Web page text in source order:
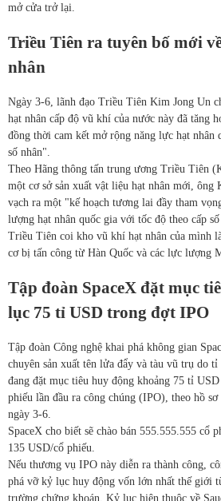
mở cửa trở lại.
Triều Tiên ra tuyên bố mới
nhân
Ngày 3-6, lãnh đạo Triều Tiên Kim Jong Un
hạt nhân cấp độ vũ khí của nước này đã tăng
đồng thời cam kết mở rộng năng lực hạt nhân
số nhân".
Theo Hãng thông tấn trung ương Triều Tiên
một cơ sở sản xuất vật liệu hạt nhân mới,
vạch ra một "kế hoạch tương lai đầy tham
lượng hạt nhân quốc gia với tốc độ theo cấp
Triều Tiên coi kho vũ khí hạt nhân của mình
cơ bị tấn công từ Hàn Quốc và các lực lượng
Tập đoàn SpaceX đặt mục
lục 75 tỉ USD trong đợt IPO
Tập đoàn Công nghệ khai phá không gian
chuyên sản xuất tên lửa đẩy và tàu vũ trụ do
đang đặt mục tiêu huy động khoảng 75 tỉ
phiếu lần đầu ra công chúng (IPO), theo hồ
ngày 3-6.
SpaceX cho biết sẽ chào bán 555.555.555 cổ
135 USD/cổ phiếu.
Nếu thương vụ IPO này diễn ra thành công,
phá vỡ kỷ lục huy động vốn lớn nhất thế giới
trường chứng khoán. Kỷ lục hiện thuộc về